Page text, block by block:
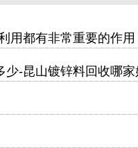
用都有非常重要的作用
少-昆山镀锌料回收哪家